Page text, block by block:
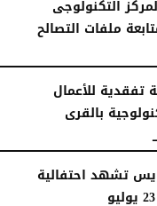
التكنولوجى
ملفات التصالح
للأعمال
بالقرى
تشهد احتفالية